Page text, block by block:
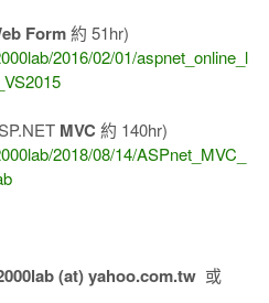
Form約 51hr)
2016/02/01/aspnet_online_l
MVC 約 140hr)
2018/08/14/ASPnet_MVC_
(at) yahoo.com.tw或